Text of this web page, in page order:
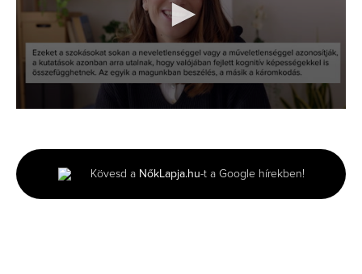
minutes,
1
second
Kövesd a NőkLapja.hu-t a Google hírekben!